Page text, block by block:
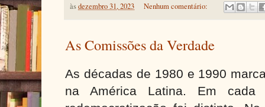
àsdezembro 31, 2023 Nenhum comentário:
As Comissões da Verdade
As décadas de 1980 e 1990
na América Latina. Em